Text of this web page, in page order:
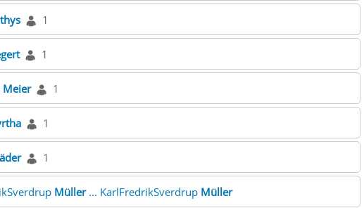
1
1
Meier 1
1
1
Müller... KarlFredrikSverdrup Müller